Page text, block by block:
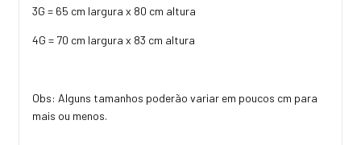
3G = 65 cm largura x 80 cm altura
4G = 70 cm largura x 83 cm altura
Obs: Alguns tamanhos poderão variar em poucos cm para
mais ou menos.